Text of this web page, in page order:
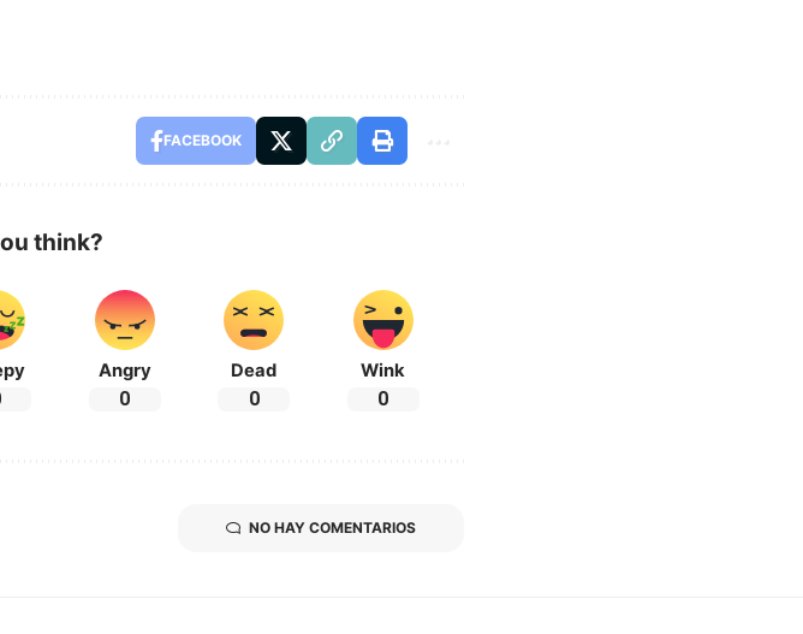
FACEBOOK
think?
Angry
0
Dead
0
Wink
0
NO HAY COMENTARIOS